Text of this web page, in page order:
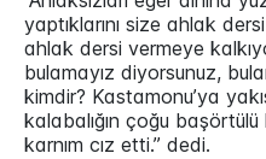
yaptıklarını size ahlak
ahlak dersi vermeye
bulamayız diyorsunuz,
kimdir? Kastamonu’ya
kalabalığın çoğu başörtülü
karnım cız etti.” dedi.